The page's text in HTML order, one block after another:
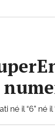
il “6” né